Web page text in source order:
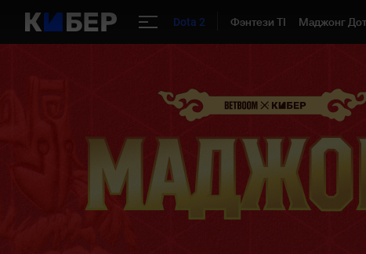
Dota 2 Фэнтези TI Маджонг